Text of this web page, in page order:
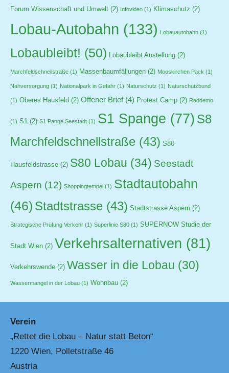
Forum Wissenschaft und Umwelt (2) Infovideo (1) Klimaschutz (2)
Lobau-Autobahn (133) Lobauautobahn (1)
Lobaubleibt! (50) Lobaubleibt Austellung (2)
Marchfeldschnellstraße (1) Massenbaumfällungen (2) Mooskirchen Pack (1)
Nahversorgung (1) Nationalpark in Gefahr (1) Naturschutz (1) Naturschutzbund
(1) Oberes Hausfeld (2) Offener Brief(4) Protest Camp (2) Raddemo
(1) S1 (2) S1 Pange Seestadt (1) S1 Spange (77) S8
Marchfeldschnellstraße (43) S80
Hausfeldstrasse (2) S80 Lobau (34) Seestadt
Aspern (12) Shoppingtempel (1) Stadtautobahn
(46) Stadtstrasse (43) Stadtstrasse Aspern (2)
Strategische Prüfung Verkehr (1) Superlinie S80 (1) SUPERNOW Studie der
Stadt Wien (2) Verkehrsalternativen (81)
Verkehrswende (2) Wasser in die Lobau (30)
Wassermangel in der Lobau (1) Wohnbau (2)
Verein
„Rettet die Lobau – Natur statt Beton“
1220 Wien, Polletstraße 46
Austria